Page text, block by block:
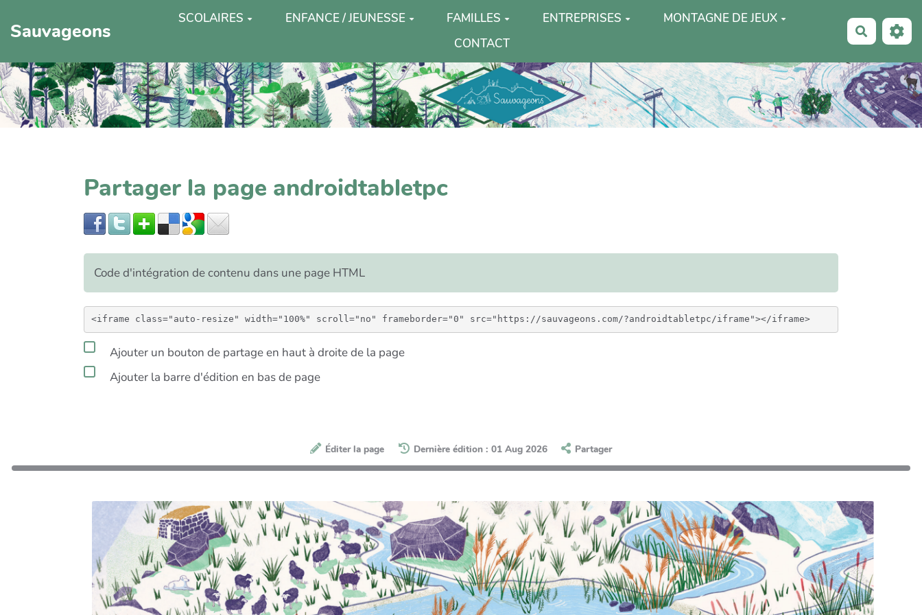
Sauvageons
SCOLAIRES ENFANCE / JEUNESSE FAMILLES ENTREPRISES
MONTAGNE DE JEUX
CONTACT
Partager la page androidtabletpc
Code d'intégration de contenu dans une page HTML
<iframe class="auto-resize" width="100%" scroll="no" frameborder="0" src="https://sauvageons.com/?androidtabletpc/iframe"></iframe>
Ajouter un bouton de partage en haut à droite de la page
Ajouter la barre d'édition en bas de page
Éditer la page Dernière édition : 01 Aug 2026 Partager